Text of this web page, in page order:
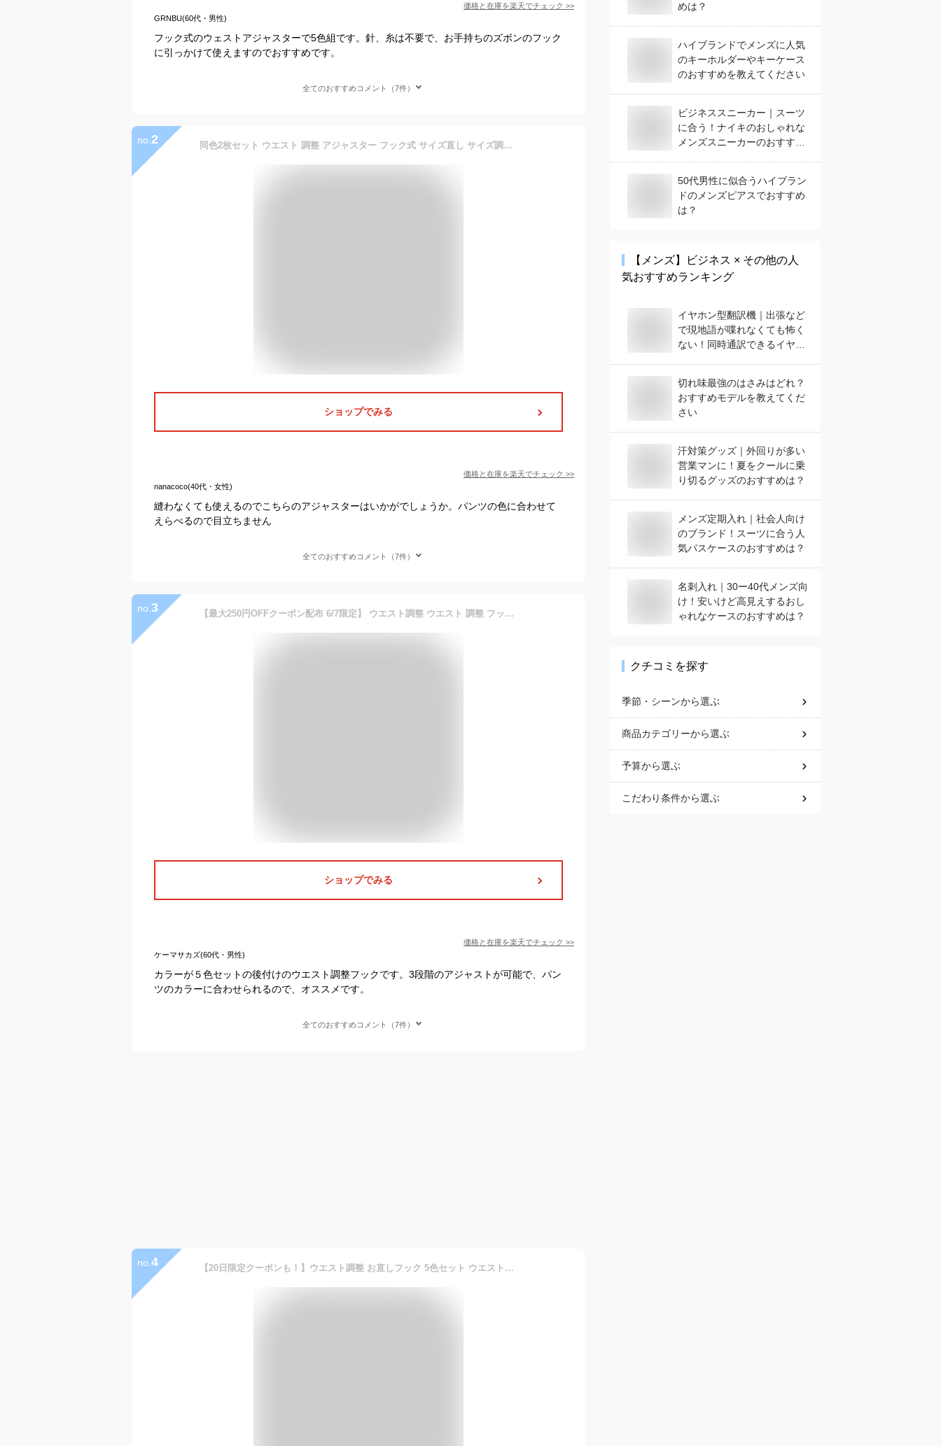
価格と在庫を楽天でチェック >>
GRNBU(60代・男性)
フック式のウェストアジャスターで5色組です。針、糸は不要で、お手持ちのズボンのフック
に引っかけて使えますのでおすすめです。
全てのおすすめコメント（7件）
no. 2 同色2枚セット ウエスト 調整 アジャスター フック式 サイズ直し サイズ調整 ウエスト直し ウエスト調整 スーツ ズボン スラックス パンツ スカート ワンタッチ 簡単 広げる 裁断不要 裁縫不要 グレー ブラック ベージュ ネイビー 送料無料
ショップでみる
価格と在庫を楽天でチェック >>
nanacoco(40代・女性)
縫わなくても使えるのでこちらのアジャスターはいかがでしょうか。パンツの色に合わせて
えらべるので目立ちません
全てのおすすめコメント（7件）
no. 3 【最大250円OFFクーポン配布 6/7限定】 ウエスト調整 ウエスト 調整 フック 3段階調節 アジャスター ズボン バンド 5色 セット ウエストサイズ 伸ばす 広げる 拡張 ウエストアジャスター パンツ 制服 スカート ホック グッズ 1000円ポッキリ
ショップでみる
価格と在庫を楽天でチェック >>
ケーマサカズ(60代・男性)
カラーが５色セットの後付けのウエスト調整フックです。3段階のアジャストが可能で、パン
ツのカラーに合わせられるので、オススメです。
全てのおすすめコメント（7件）
no. 4 【20日限定クーポンも！】ウエスト調整 お直しフック 5色セット ウエスト直しフック ズボン直し ウエストアジャスター 金具
めは？
ハイブランドでメンズに人気
のキーホルダーやキーケース
のおすすめを教えてください
ビジネススニーカー｜スーツ
に合う！ナイキのおしゃれな
メンズスニーカーのおすすめ
50代男性に似合うハイブラン
ドのメンズピアスでおすすめ
は？
【メンズ】 ビジネス × その他の人
気おすすめランキング
イヤホン型翻訳機｜出張など
で現地語が喋れなくても怖く
ない！同時通訳できるイヤホ
切れ味最強のはさみはどれ？
おすすめモデルを教えてくだ
さい
汗対策グッズ｜外回りが多い
営業マンに！夏をクールに乗
り切るグッズのおすすめは？
メンズ定期入れ｜社会人向け
のブランド！スーツに合う人
気パスケースのおすすめは？
名刺入れ｜30ー40代メンズ向
け！安いけど高見えするおし
ゃれなケースのおすすめは？
クチコミを探す
季節・シーンから選ぶ
商品カテゴリーから選ぶ
予算から選ぶ
こだわり条件から選ぶ